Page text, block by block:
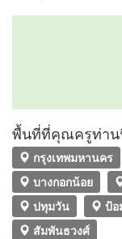
พื้นที่ที่คุณครูท่าน
กรุงเทพมหานคร
บางกอกน้อย
ปทุมวัน
ป้อ
สัมพันธวงศ์